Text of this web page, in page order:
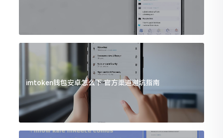
imtoken钱包安卓怎么下 官方渠道避坑指南